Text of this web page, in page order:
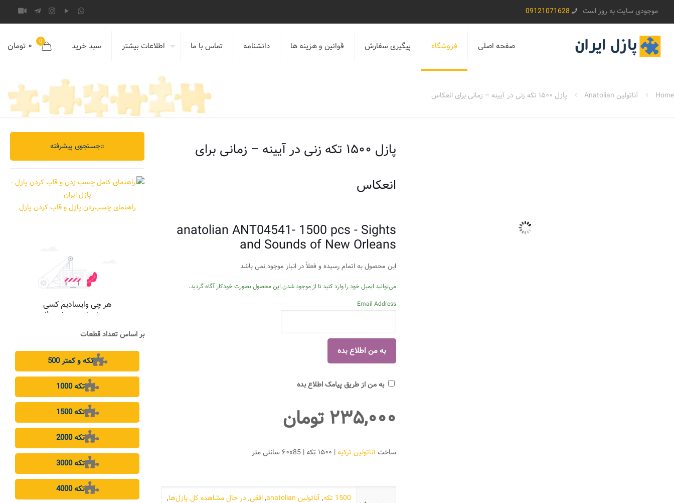
موجودی سایت به روز است 09121071628
صفحه اصلی فروشگاه پیگیری سفارش قوانین و هزینه ها دانشنامه تماس با ما اطلاعات بیشتر سبد خرید 0 ۰ تومان
Home آناتولین Anatolian پازل ۱۵۰۰ تکه زنی در آیینه – زمانی برای انعکاس
پازل ۱۵۰۰ تکه زنی در آیینه – زمانی برای
انعکاس
anatolian ANT04541- 1500 pcs - Sights
and Sounds of New Orleans
این محصول به اتمام رسیده و فعلاً در انبار موجود نمی باشد
می‌توانید ایمیل خود را وارد کنید تا از موجود شدن این محصول بصورت خودکار آگاه گردید.
Email Address
به من از طریق پیامک اطلاع بده
۲۳۵,۰۰۰ تومان
ساختآناتولین ترکیه| ۱۵۰۰ تکه | ۶۰x85 سانتی متر
1500 تکه ,آناتولین anatolian ,افقی, در حال مشاهده کل پازل‌ها,
جستجوی پیشرفته⌕
راهنمای چسب‌زدن پازل و قاب کردن پازل
بر اساس تعداد قطعات
500 تکه و کمتر
1000 تکه
1500 تکه
2000 تکه
3000 تکه
4000 تکه